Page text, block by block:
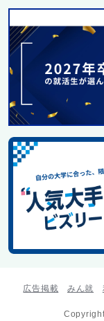
広告掲載 みん就